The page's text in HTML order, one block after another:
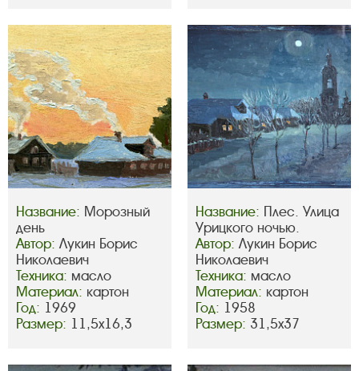
Название: Морозный
день
Автор: Лукин Борис
Николаевич
Техника: масло
Материал: картон
Год: 1969
Размер: 11,5х16,3
Название: Плес. Улица
Урицкого ночью.
Автор: Лукин Борис
Николаевич
Техника: масло
Материал: картон
Год: 1958
Размер: 31,5х37